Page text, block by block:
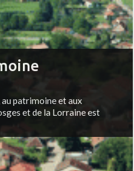
patrimoine et aux
et de la Lorraine est